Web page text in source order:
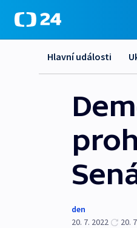
Hlavní události
den
20. 7. 2022
20.